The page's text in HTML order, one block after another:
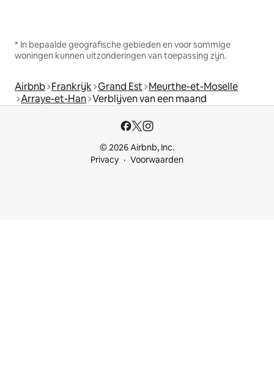
* In bepaalde geografische gebieden en voor sommige
woningen kunnen uitzonderingen van toepassing zijn.
Airbnb Frankrijk Grand Est Meurthe-et-Moselle
Arraye-et-Han Verblijven van een maand
© 2026 Airbnb, Inc.
Privacy
Voorwaarden